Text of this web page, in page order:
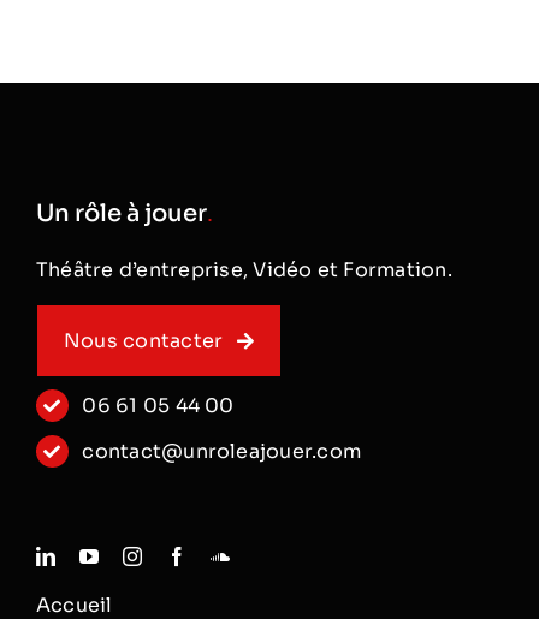
Un rôle à jouer.
Théâtre d’entreprise, Vidéo et Formation.
Nous contacter
06 61 05 44 00
contact@unroleajouer.com
Accueil